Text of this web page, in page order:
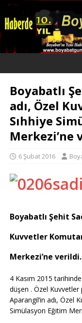
Boyabatlı
adı, Özel
Sıhhiye
6 Şubat 2016
Boyabatlı Şehit
Kuvvetler
Merkezi’ne verildi.
4 Kasım 2015
düşen . Özel Kuvvetler
Aparangil’in adı, Özel
Simülasyon Eğitim